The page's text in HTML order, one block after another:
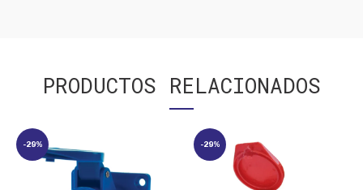
PRODUCTOS RELACIONADOS
-29% -29%